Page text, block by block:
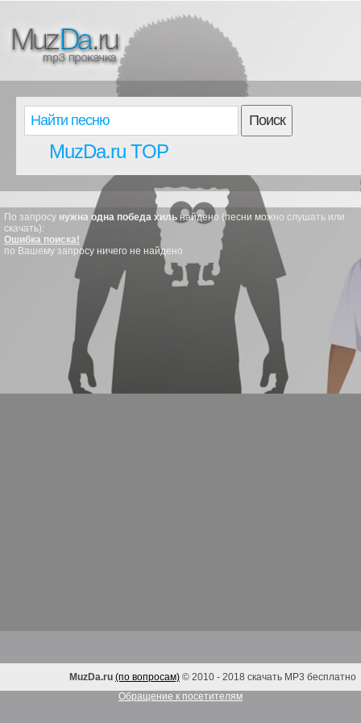
Поиск
MuzDa.ru TOP
По запросу нужна одна победа хиль найдено (песни можно слушать или
скачать):
Ошибка поиска!
по Вашему запросу ничего не найдено
MuzDa.ru (по вопросам) © 2010 - 2018 скачать MP3 бесплатно
Обращение к посетителям